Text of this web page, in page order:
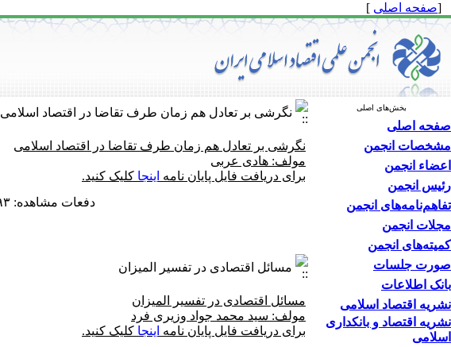
[صفحه اصلی ]
بخش‌های اصلی
صفحه اصلی
مشخصات انجمن
اعضاء انجمن
رئیس انجمن
تفاهم‌نامه‌های انجمن
مجلات انجمن
کمیته‌های انجمن
صورت جلسات
بانک اطلاعات
نشریه اقتصاد اسلامی
نشریه اقتصاد و بانکداری
اسلامی
نگرشی بر تعادل هم زمان طرف تقاضا در اقتصاد اسلامی
نگرشی بر تعادل هم زمان طرف تقاضا در اقتصاد اسلامی
مولف: هادی عربی
برای دریافت فایل پایان نامه اینجا کلیک کنید.
دفعات مشاهده: ۵۴۹۳ بار | دفعات چاپ: ۱۴۹۹ بار | دفعات ارسال به دیگران: ۹۵ بار |
مسائل اقتصادی در تفسیر المیزان
مسائل اقتصادی در تفسیر المیزان
مولف: سید محمد جواد وزیری فرد
برای دریافت فایل پایان نامه اینجا کلیک کنید.